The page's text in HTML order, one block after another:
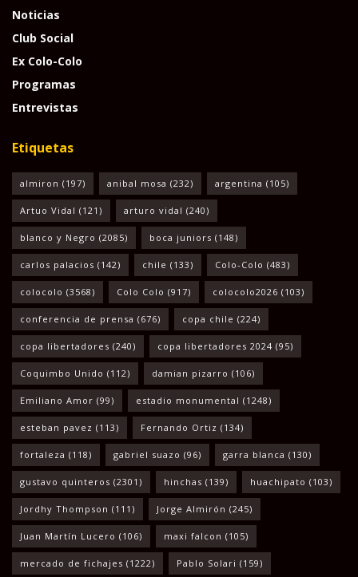
Noticias
Club Social
Ex Colo-Colo
Programas
Entrevistas
Etiquetas
almiron (197) anibal mosa (232) argentina (105)
Artuo Vidal (121) arturo vidal (240)
blanco y Negro (2085) boca juniors (148)
carlos palacios (142) chile (133) Colo-Colo (483)
colocolo (3568) Colo Colo (917) colocolo2026 (103)
conferencia de prensa (676) copa chile (224)
copa libertadores (240) copa libertadores 2024 (95)
Coquimbo Unido (112) damian pizarro (106)
Emiliano Amor (99) estadio monumental (1248)
esteban pavez (113) Fernando Ortiz (134)
fortaleza (118) gabriel suazo (96) garra blanca (130)
gustavo quinteros (2301) hinchas (139) huachipato (103)
Jordhy Thompson (111) Jorge Almirón (245)
Juan Martín Lucero (106) maxi falcon (105)
mercado de fichajes (1222) Pablo Solari (159)